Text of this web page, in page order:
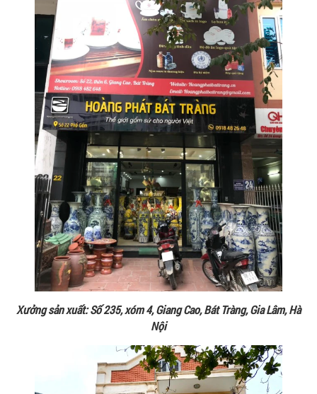
Xưởng sản xuất: Số 235, xóm 4, Giang Cao, Bát Tràng, Gia Lâm, Hà
Nội